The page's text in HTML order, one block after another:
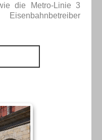
die Metro-Linie 3